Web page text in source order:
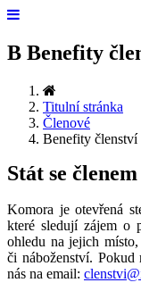
B Benefity
Titulní stránka
Členové
Benefity členství
Stát se
Komora je otevřená
které sledují zájem o
ohledu na jejich
či náboženství.
nás na email: